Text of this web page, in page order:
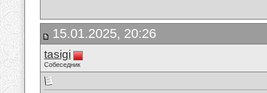
15.01.2025, 20:26
tasigi
Собеседник